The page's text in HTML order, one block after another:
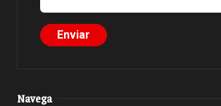
Navega